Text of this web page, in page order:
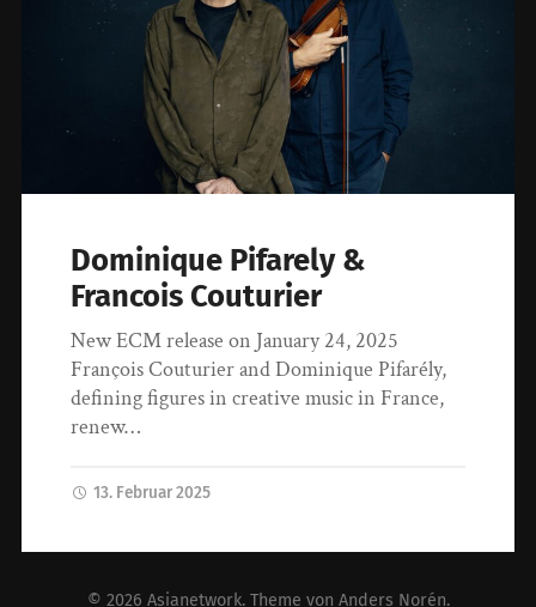
Dominique Pifarely &
Francois Couturier
New ECM release on January 24, 2025
François Couturier and Dominique Pifarély,
defining figures in creative music in France,
renew…
13. Februar 2025
© 2026 Asianetwork. Theme von Anders Norén.